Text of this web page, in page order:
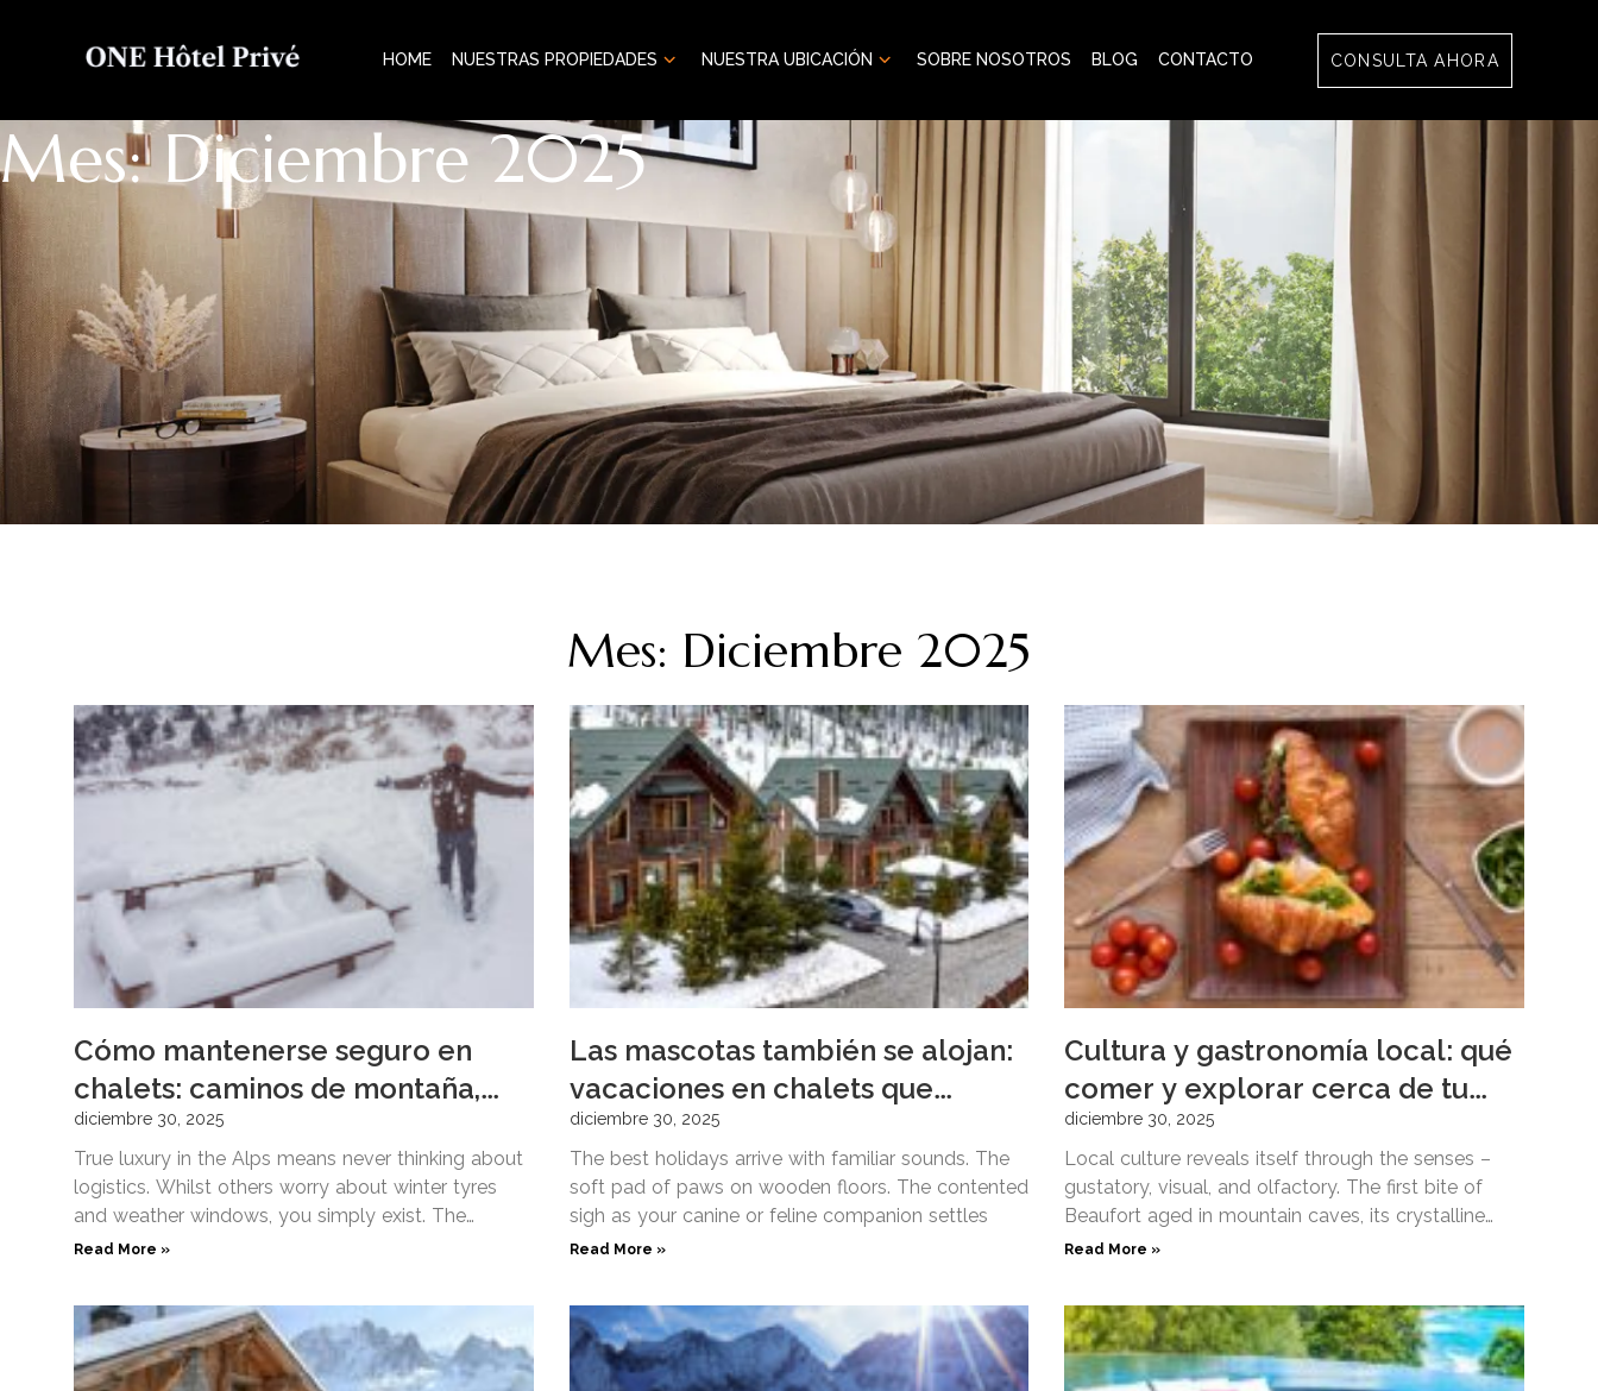
HOME NUESTRAS PROPIEDADES NUESTRA UBICACIÓN SOBRE NOSOTROS BLOG CONTACTO CONSULTA AHORA
Mes: Diciembre 2025
Mes: Diciembre 2025
Cómo mantenerse seguro en
chalets: caminos de montaña,
nieve y guía meteorológica
diciembre 30, 2025
True luxury in the Alps means never thinking about
logistics. Whilst others worry about winter tyres
and weather windows, you simply exist. The
mountains reveal
Read More »
Las mascotas también se alojan:
vacaciones en chalets que
admiten mascotas en Francia
diciembre 30, 2025
The best holidays arrive with familiar sounds. The
soft pad of paws on wooden floors. The contented
sigh as your canine or feline companion settles
Read More »
Cultura y gastronomía local: qué
comer y explorar cerca de tu
chalet francés
diciembre 30, 2025
Local culture reveals itself through the senses –
gustatory, visual, and olfactory. The first bite of
Beaufort aged in mountain caves, its crystalline
texture dissolving
Read More »